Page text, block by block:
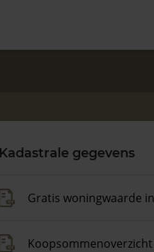
Kadastrale gegevens
Gratis woningwaarde
Koopsommenoverzicht